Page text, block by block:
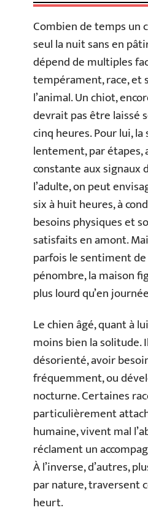
Combien de temps un
seul la nuit sans en
dépend de multiples
tempérament, race, et
l’animal. Un chiot,
devrait pas être laissé
cinq heures. Pour lui,
lentement, par
constante aux signaux
l’adulte, on peut
six à huit heures, à
besoins physiques et
satisfaits en amont.
parfois le sentiment
pénombre, la maison
plus lourd qu’en
Le chien âgé, quant à
moins bien la solitude.
désorienté, avoir
fréquemment, ou
nocturne. Certaines
particulièrement
humaine, vivent mal
réclament un
À l’inverse, d’autres,
par nature, traversent
heurt.